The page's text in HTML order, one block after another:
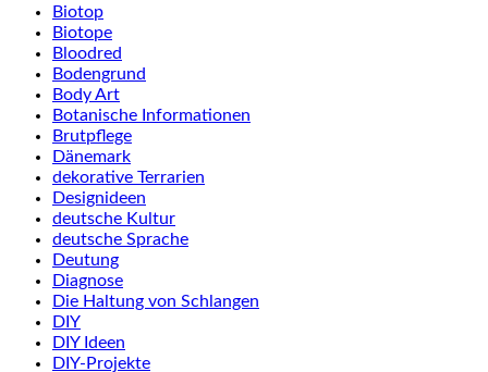
Biotop
Biotope
Bloodred
Bodengrund
Body Art
Botanische Informationen
Brutpflege
Dänemark
dekorative Terrarien
Designideen
deutsche Kultur
deutsche Sprache
Deutung
Diagnose
Die Haltung von Schlangen
DIY
DIY Ideen
DIY-Projekte